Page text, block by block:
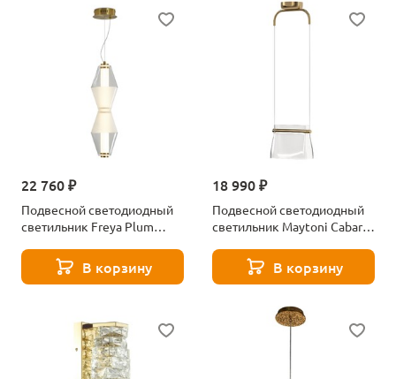
22 760 ₽
Подвесной светодиодный
светильник Freya Plum
В корзину
18 990 ₽
Подвесной светодиодный
светильник Maytoni Cabaret
В корзину